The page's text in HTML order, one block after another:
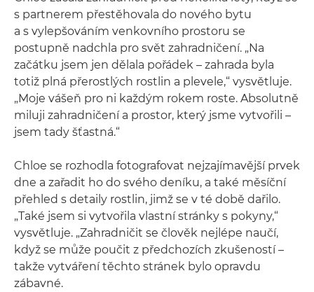
s partnerem přestěhovala do nového bytu
a s vylepšováním venkovního prostoru se
postupně nadchla pro svět zahradničení. „Na
začátku jsem jen dělala pořádek – zahrada byla
totiž plná přerostlých rostlin a plevele,“ vysvětluje.
„Moje vášeň pro ni každým rokem roste. Absolutně
miluji zahradničení a prostor, který jsme vytvořili –
jsem tady šťastná.“
Chloe se rozhodla fotografovat nejzajímavější prvek
dne a zařadit ho do svého deníku, a také měsíční
přehled s detaily rostlin, jimž se v té době dařilo.
„Také jsem si vytvořila vlastní stránky s pokyny,“
vysvětluje. „Zahradničit se člověk nejlépe naučí,
když se může poučit z předchozích zkušeností –
takže vytváření těchto stránek bylo opravdu
zábavné.